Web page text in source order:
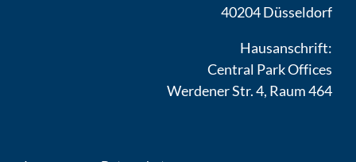
40204 Düsseldorf
Hausanschrift:
Central Park Offices
Werdener Str. 4, Raum 464